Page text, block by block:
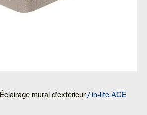
Éclairage mural d'extérieur/ in-lite ACE